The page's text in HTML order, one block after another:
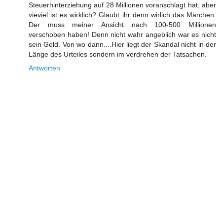
Steuerhinterziehung auf 28 Millionen voranschlagt hat, aber
vieviel ist es wirklich? Glaubt ihr denn wirlich das Märchen.
Der muss meiner Ansicht nach 100-500 Millionen
verschoben haben! Denn nicht wahr angeblich war es nicht
sein Geld. Von wo dann....Hier liegt der Skandal nicht in der
Länge des Urteiles sondern im verdrehen der Tatsachen.
Antworten